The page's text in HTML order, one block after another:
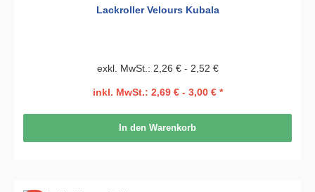
Lackroller Velours Kubala
exkl. MwSt.: 2,26 € - 2,52 €
inkl. MwSt.: 2,69 € - 3,00 € *
In den Warenkorb